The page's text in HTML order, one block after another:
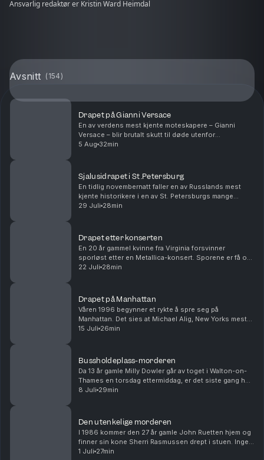
Ansvarlig redaktør er Kristin Ward Heimdal
Avsnitt ( 154)
Drapet på Gianni Versace
En av verdens mest kjente moteskapere – Gianni
Versace – blir brutalt skutt til døde utenfor
luksusvillaen sin i Miami Beach. Drapet virker planlagt,
5 Aug 32min
Sjalusidrapet i St.Petersburg
En tidlig novembernatt faller en av Russlands mest
kjente historikere i en av St. Petersburgs mange
kanaler. Det er med nød og neppe han blir reddet. Men
29 Juli 28min
Drapet etter konserten
En 20 år gammel kvinne fra Virginia forsvinner
sporløst etter en Metallica-konsert. Sporene er få og
politiet sliter. Idet saken ser ut til å kjørt seg helt fast,
22 Juli 28min
Drapet på Manhattan
Våren 1996 begynner et rykte å spre seg på
Manhattan. Det sies at Michael Alig, New Yorks mest
dekadente partyfikser, har drept og partert vennen sin.
15 Juli 26min
Bussholdeplass-morderen
Da 13 år gamle Milly Dowler går av toget i Walton-on-
Thames en torsdag ettermiddag, er det siste gang hun
blir sett i live. Mannen som drepte henne, er allerede
8 Juli 29min
Den utenkelige morderen
I 1986 kommer den 27 år gamle John Ruetten hjem og
finner sin kone Sherri Rasmussen drept i stuen. Ingen
blir mistenkt for drapet før et skittent sjalusidrama til
1 Juli 27min